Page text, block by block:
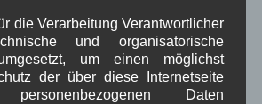
in Wallgau
die Verarbeitung Verantwortlicher
und organisatorische
um einen möglichst
der über diese Internetseite
personenbezogenen Daten